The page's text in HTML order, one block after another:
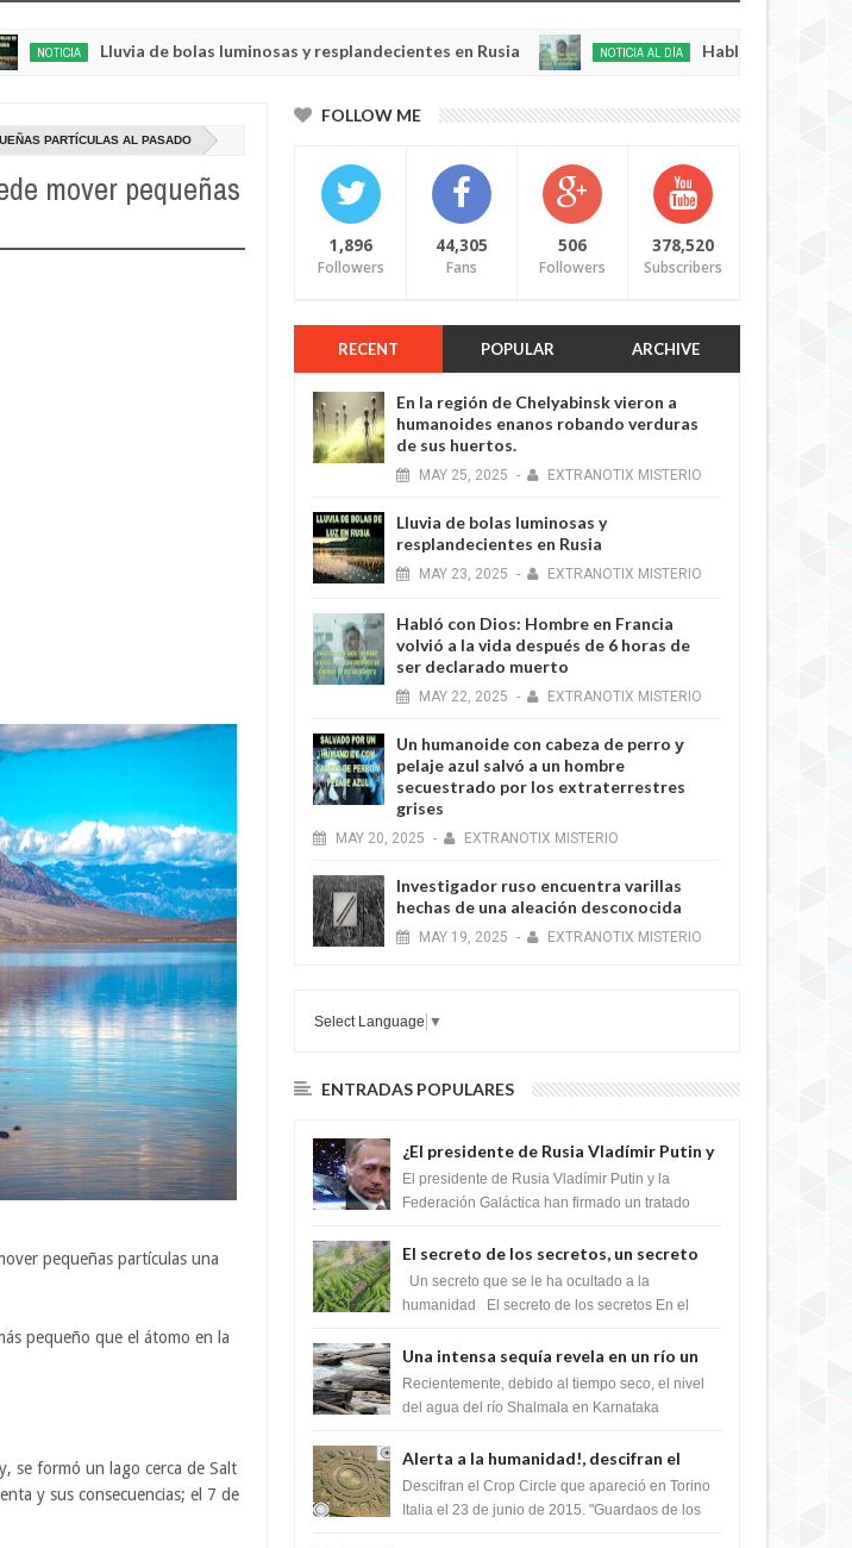
Lluvia de bolas luminosas y resplandecientes en Rusia
20250
NOTICIA AL DÍA Habló con Dios: Hombre
PARTÍCULAS AL PASADO
mover pequeñas
pequeñas partículas una
pequeño que el átomo en la
se formó un lago cerca de Salt
y sus consecuencias; el 7 de
FOLLOW ME
1,896
Followers
44,305
Fans
506
Followers
378,520
Subscribers
RECENT POPULAR ARCHIVE
En la región de Chelyabinsk vieron a
humanoides enanos robando verduras
de sus huertos.
MAY 25, 2025 - EXTRANOTIX MISTERIO
Lluvia de bolas luminosas y
resplandecientes en Rusia
MAY 23, 2025 - EXTRANOTIX MISTERIO
Habló con Dios: Hombre en Francia
volvió a la vida después de 6 horas de
ser declarado muerto
MAY 22, 2025 - EXTRANOTIX MISTERIO
Un humanoide con cabeza de perro у
pelaje azul salvó a un hombre
secuestrado por los extraterrestres
grises
MAY 20, 2025 - EXTRANOTIX MISTERIO
Investigador ruso encuentra varillas
hechas de una aleación desconocida
MAY 19, 2025 - EXTRANOTIX MISTERIO
Select Language ▼
ENTRADAS POPULARES
¿El presidente de Rusia Vladímir Putin y
la Federación Galactica han firmado un
tratado para acabar con los Sionistas?
El presidente de Rusia Vladímir Putin y la
Federación Galáctica han firmado un tratado
Si...
El secreto de los secretos, un secreto
que cambiaría por completo el destino
de la humanidad
Un secreto que se le ha ocultado a la
humanidad El secreto de los secretos En el
m...
Una intensa sequía revela en un río un
impresionante hallazgo de miles de
Shiva Lingas
Recientemente, debido al tiempo seco, el nivel
del agua del río Shalmala en Karnataka
Shiv...
Alerta a la humanidad!, descifran el
mensaje del Crop Circle de Torino ,Italia
Descifran el Crop Circle que apareció en Torino
Italia el 23 de junio de 2015. "Guardaos de los